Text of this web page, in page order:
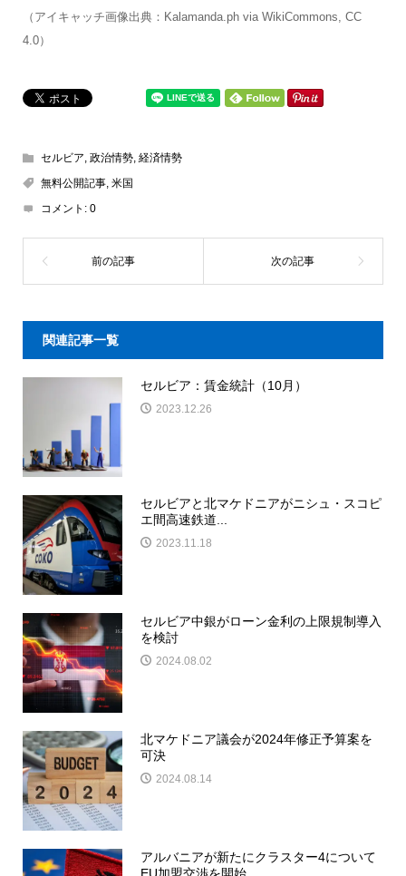
（アイキャッチ画像出典：Kalamanda.ph via WikiCommons, CC
4.0）
セルビア, 政治情勢, 経済情勢
無料公開記事, 米国
コメント: 0
関連記事一覧
セルビア：賃金統計（10月）
2023.12.26
セルビアと北マケドニアがニシュ・スコピ
エ間高速鉄道...
2023.11.18
セルビア中銀がローン金利の上限規制導入
を検討
2024.08.02
北マケドニア議会が2024年修正予算案を
可決
2024.08.14
アルバニアが新たにクラスター4について